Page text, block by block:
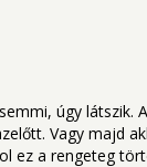
úgy
Vagy majd
ez a rengeteg